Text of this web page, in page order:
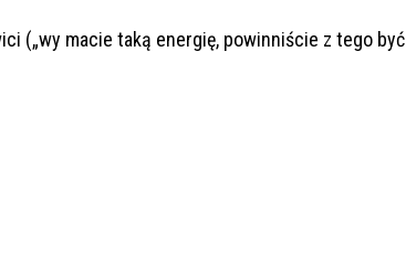
(„wy macie taką energię, powinniście z tego być